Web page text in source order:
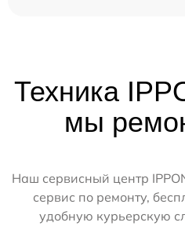
Техника
мы
Наш сервисный центр
сервис по ремонту,
удобную курьерскую